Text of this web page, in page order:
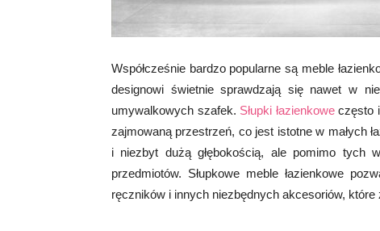
Współcześnie bardzo popularne są meble
designowi świetnie sprawdzają się nawet w
umywalkowych szafek. Słupki łazienkoweczęsto
zajmowaną przestrzeń, co jest istotne w małych
i niezbyt dużą głębokością, ale pomimo tych
przedmiotów. Słupkowe meble łazienkowe
ręczników i innych niezbędnych akcesoriów, które